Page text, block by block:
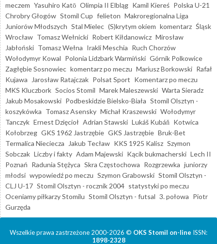
meczem Yasuhiro Katō Olimpia II Elbląg Kamil Kiereś Polska U-21
Chrobry Głogów Stomil Cup felieton Makroregionalna Liga
Juniorów Młodszych Stal Mielec (S)krytym okiem komentarz Śląsk
Wrocław Tomasz Wełnicki Robert Kiłdanowicz Mirosław
Jabłoński Tomasz Wełna Irakli Meschia Ruch Chorzów
Wołodymyr Kowal Polonia Lidzbark Warmiński Górnik Polkowice
Zagłębie Sosnowiec komentarz po meczu Mariusz Borkowski Rafał
Kujawa
Jarosław Ratajczak Polsat Sport Komentarz po meczu
MKS Kluczbork Socios Stomil Marek Maleszewski Warta Sieradz
Jakub Mosakowski Podbeskidzie Bielsko-Biała Stomil Olsztyn -
koszykówka Tomasz Asensky Michał Kraszewski Wołodymyr
Tanczyk Ernest Dzięcioł Adrian Stawski Lukáš Kubáň Kotwica
Kołobrzeg GKS 1962 Jastrzębie GKS Jastrzębie Bruk-Bet
Termalica Nieciecza
Jakub Tecław KKS 1925 Kalisz Szymon
Sobczak Liczby i fakty Adam Majewski Kącik bukmacherski Lech II
Poznań Radunia Stężyca Skra Częstochowa Rozgrzewka juniorzy
młodsi wypowiedź po meczu Szymon Grabowski Stomil Olsztyn -
CLJ U-17 Stomil Olsztyn - rocznik 2004 statystyki po meczu
Oceniamy piłkarzy Stomilu Stomil Olsztyn - futsal 3. połowa Piotr
Gurzęda
Wszelkie prawa zastrzeżone 2000-2026 © OKS Stomil on-line ISSN:
1898-2328